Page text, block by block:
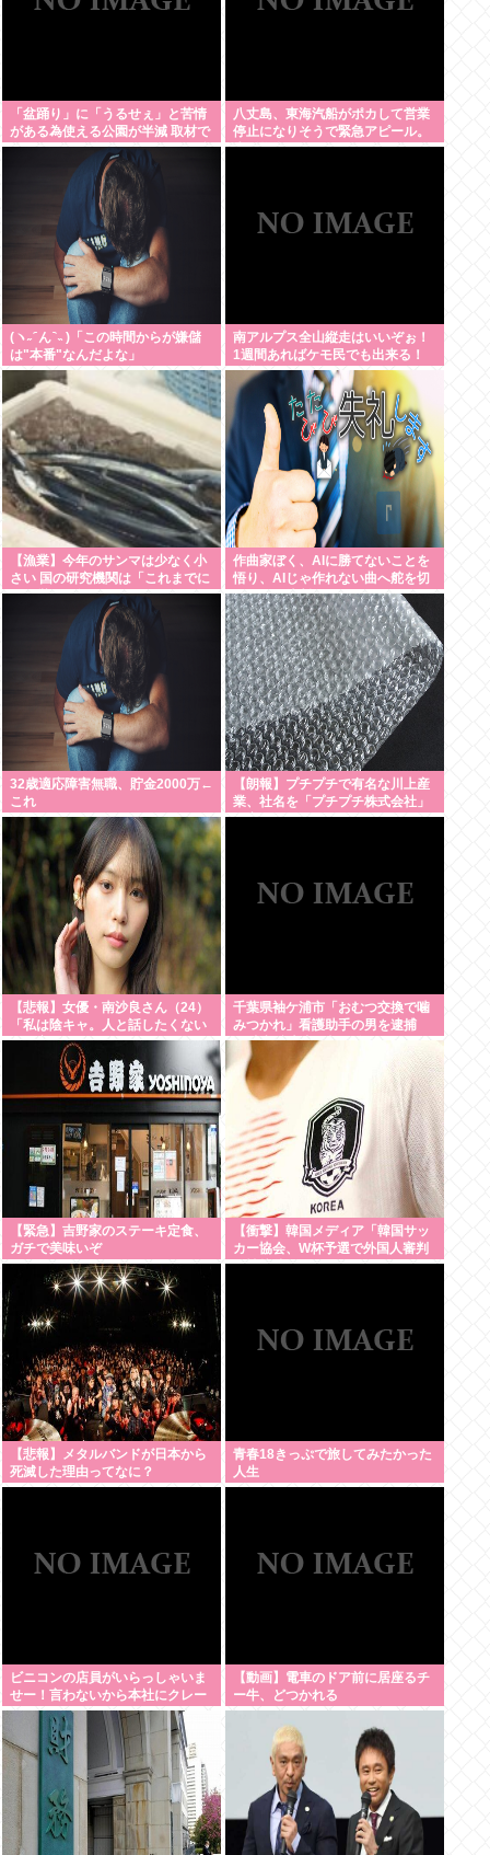
「盆踊り」に「うるせぇ」と苦情
がある為使える公園が半減 取材で
はうるさいと答える住民はおらず
こどおじみたいのが電話してんだ
八丈島、東海汽船がポカして営業
停止になりそうで緊急アピール。
生活物資が届かなくなるかも。ア
(ヽ˶ ᷇ ん ᷆ ˵ )「この時間からが嫌儲
は"本番"なんだよな」
南アルプス全山縦走はいいぞぉ！
1週間あればケモ民でも出来る！
お盆休みにやってみなイカ？
【漁業】今年のサンマは少なく小
さい 国の研究機関は「これまでに
なく厳しい年になる」
作曲家ぼく、AIに勝てないことを
悟り、AIじゃ作れない曲へ舵を切
ることを決断
32歳適応障害無職、貯金2000万←
これ
【朗報】プチプチで有名な川上産
業、社名を「プチプチ株式会社」
に変更www
【悲報】女優・南沙良さん（24）
「私は陰キャ。人と話したくない
ので家に引きこもってPCでアニメ
を観ていた
い」・・・・・・・・・
千葉県袖ケ浦市「おむつ交換で噛
みつかれ」看護助手の男を逮捕
90歳入院患者の顔や腹を殴るなど
ケガさせた疑い [8/6]
【緊急】吉野家のステーキ定食、
ガチで美味いぞ
【衝撃】韓国メディア「韓国サッ
カー協会、W杯予選で外国人審判
に性接待」
【悲報】メタルバンドが日本から
死滅した理由ってなに？
青春18きっぷで旅してみたかった
人生
ビニコンの店員がいらっしゃいま
せー！言わないから本社にクレー
ムいれてやりましたよ！www
【動画】電車のドア前に居座るチ
ー牛、どつかれる